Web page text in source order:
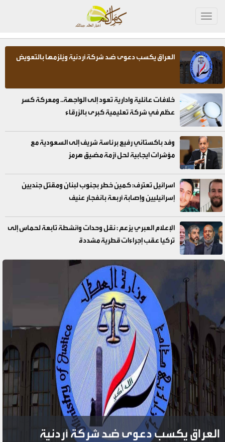
العراق يكسب دعوى ضد شركة أردنية ويُلزمها بالتعويض
خلافات عائلية وادارية تعود إلى الواجهة.. ومعركة كسر
عظم في شركة تعليمية كبرى بالزرقاء
وفد باكستاني رفيع برئاسة شريف إلى السعودية مع
مؤشرات ايجابية لحل أزمة مضيق هرمز
اسرائيل تعترف: كمين خطر بجنوب لبنان ومقتل جنديين
إسرائيليين وإصابة أربعة بانفجار عنيف
الإعلام العبري يزعم : نقل وحدات وأنشطة تابعة لحماس إلى
تركيا عقب إجراءات قطرية مشددة
خلافات عائلية وادارية تعود إلى الواجهة..
ومعركة كسر عظم في شركة تعليمية